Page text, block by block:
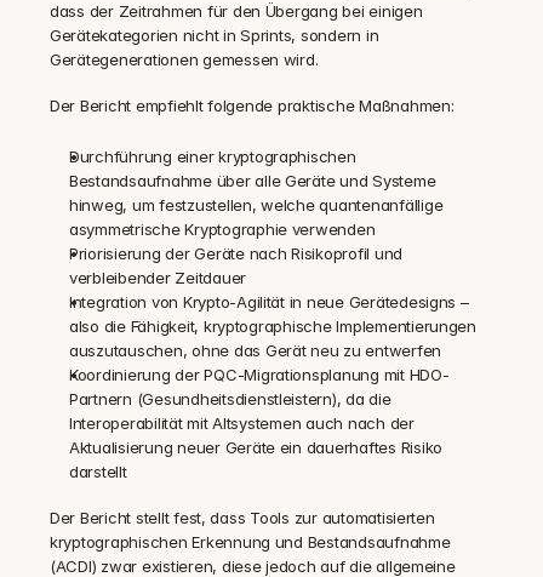
dass der Zeitrahmen für den Übergang bei einigen
Gerätekategorien nicht in Sprints, sondern in
Gerätegenerationen gemessen wird.
Der Bericht empfiehlt folgende praktische Maßnahmen:
Durchführung einer kryptographischen
Bestandsaufnahme über alle Geräte und Systeme
hinweg, um festzustellen, welche quantenanfällige
asymmetrische Kryptographie verwenden
Priorisierung der Geräte nach Risikoprofil und
verbleibender Zeitdauer
Integration von Krypto-Agilität in neue Gerätedesigns –
also die Fähigkeit, kryptographische Implementierungen
auszutauschen, ohne das Gerät neu zu entwerfen
Koordinierung der PQC-Migrationsplanung mit HDO-
Partnern (Gesundheitsdienstleistern), da die
Interoperabilität mit Altsystemen auch nach der
Aktualisierung neuer Geräte ein dauerhaftes Risiko
darstellt
Der Bericht stellt fest, dass Tools zur automatisierten
kryptographischen Erkennung und Bestandsaufnahme
(ACDI) zwar existieren, diese jedoch auf die allgemeine